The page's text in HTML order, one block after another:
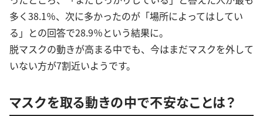
多く38.1％、次に多かったのが「場所によってはしてい
る」との回答で28.9％という結果に。
脱マスクの動きが高まる中でも、今はまだマスクを外して
いない方が7割近いようです。
マスクを取る動きの中で不安なことは？